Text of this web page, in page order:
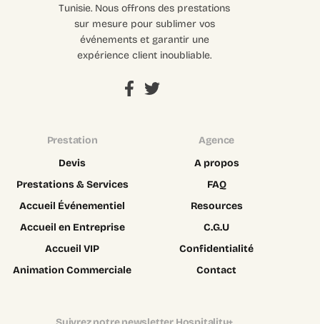
Tunisie. Nous offrons des prestations
sur mesure pour sublimer vos
événements et garantir une
expérience client inoubliable.
Prestation
Devis
Prestations & Services
Accueil Événementiel
Accueil en Entreprise
Accueil VIP
Animation Commerciale
Agence
A propos
FAQ
Resources
C.G.U
Confidentialité
Contact